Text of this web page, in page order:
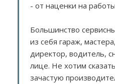
- от наценки на работы
Большинство
из себя гараж,
директор, водитель,
лице. Не хотим
зачастую